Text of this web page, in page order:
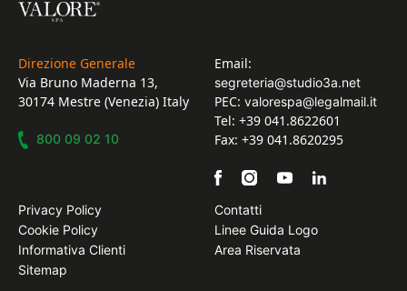
Direzione Generale
Via Bruno Maderna 13,
30174 Mestre (Venezia) Italy
800 09 02 10
Email:
segreteria@studio3a.net
PEC: valorespa@legalmail.it
Tel: +39 041.8622601
Fax: +39 041.8620295
Privacy Policy
Cookie Policy
Informativa Clienti
Sitemap
Contatti
Linee Guida Logo
Area Riservata